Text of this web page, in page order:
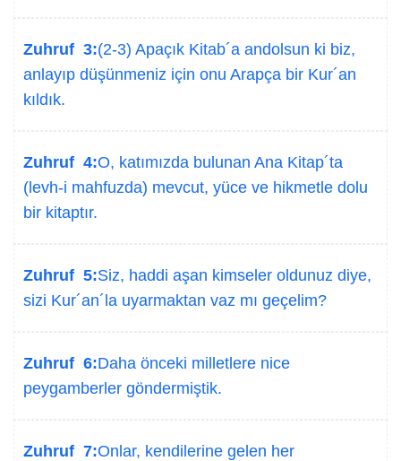
Zuhruf 3:(2-3) Apaçık Kitab´a andolsun ki biz,
anlayıp düşünmeniz için onu Arapça bir Kur´an
kıldık.
Zuhruf 4:O, katımızda bulunan Ana Kitap´ta
(levh-i mahfuzda) mevcut, yüce ve hikmetle dolu
bir kitaptır.
Zuhruf 5:Siz, haddi aşan kimseler oldunuz diye,
sizi Kur´an´la uyarmaktan vaz mı geçelim?
Zuhruf 6:Daha önceki milletlere nice
peygamberler göndermiştik.
Zuhruf 7:Onlar, kendilerine gelen her